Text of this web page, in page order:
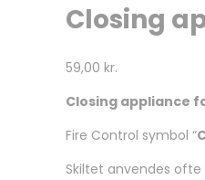
Closing
59,00 kr.
Closing appliance
Fire Control symbol “
Skiltet anvendes